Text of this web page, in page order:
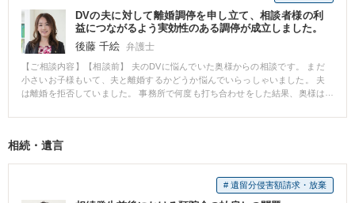
DVの夫に対して離婚調停を申し立て、相談者様の利
益につながるよう実効性のある調停が成立しました。
後藤 千絵 弁護士
【ご相談内容】【相談前】 夫のDVに悩んでいた奥様からの相談です。 まだ
小さいお子様もいて、夫と離婚するかどうか悩んでいらっしゃいました。 夫
は離婚を拒否していました。 事務所で何度も打ち合わせをした結果、奥様は
談後】 調停でも最初は夫は離婚を拒否していましたが、何度か調停を重ね、
てにおいて、相談者である奥様の希望にほぼ沿う形で調停が成立いたしまし
の仕事の中でもかなり印象に残るケースです。 当初は、奥様は夫の暴力を我
慢するあまり、とても小さな声しか出せず、終始泣いておられました。 調停
相続・遺言
# 遺留分侵害額請求・放棄